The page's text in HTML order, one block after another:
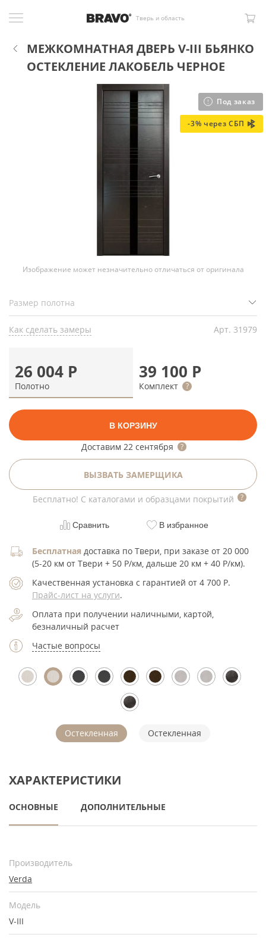
Тверь и область
МЕЖКОМНАТНАЯ ДВЕРЬ V-III БЬЯНКО
ОСТЕКЛЕНИЕ ЛАКОБЕЛЬ ЧЕРНОЕ
Под заказ
-3% через СБП
Изображение может незначительно отличаться от оригинала
Как сделать замеры Арт. 31979
26 004 Р
Полотно
39 100 Р
Комплект
В КОРЗИНУ
Доставим 22 сентября
ВЫЗВАТЬ ЗАМЕРЩИКА
Бесплатно! С каталогами и образцами покрытий
Сравнить В избранное
Бесплатная доставка по Твери, при заказе от 20 000
(5-20 км от Твери + 50 Р/км, дальше 20 км + 40 Р/км).
Качественная установка с гарантией от 4 700 Р.
Прайс-лист на услуги.
Оплата при получении наличными, картой,
безналичный расчет
Частые вопросы
Остекленная Остекленная
ХАРАКТЕРИСТИКИ
ОСНОВНЫЕ ДОПОЛНИТЕЛЬНЫЕ
Производитель
Verda
Модель
V-III